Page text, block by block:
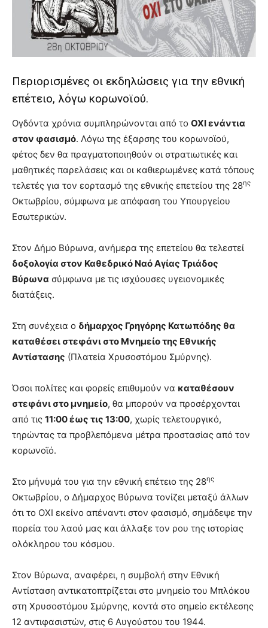
meaning
pain.
hd
porn
Περιορισμένες οι εκδηλώσεις για την εθνική
επέτειο, λόγω κορωνοϊού.
Ογδόντα χρόνια συμπληρώνονται από το ΟΧΙ ενάντια
στον φασισμό. Λόγω της έξαρσης του κορωνοϊού,
φέτος δεν θα πραγματοποιηθούν οι στρατιωτικές και
μαθητικές παρελάσεις και οι καθιερωμένες κατά τόπους
τελετές για τον εορτασμό της εθνικής επετείου της 28ης
Οκτωβρίου, σύμφωνα με απόφαση του Υπουργείου
Εσωτερικών.
Στον Δήμο Βύρωνα, ανήμερα της επετείου θα τελεστεί
δοξολογία στον Καθεδρικό Ναό Αγίας Τριάδος
Βύρωνα σύμφωνα με τις ισχύουσες υγειονομικές
διατάξεις.
Στη συνέχεια ο δήμαρχος Γρηγόρης Κατωπόδης θα
καταθέσει στεφάνι στο Μνημείο της Εθνικής
Αντίστασης (Πλατεία Χρυσοστόμου Σμύρνης).
Όσοι πολίτες και φορείς επιθυμούν να καταθέσουν
στεφάνι στο μνημείο, θα μπορούν να προσέρχονται
από τις 11:00 έως τις 13:00, χωρίς τελετουργικό,
τηρώντας τα προβλεπόμενα μέτρα προστασίας από τον
κορωνοϊό.
Στο μήνυμά του για την εθνική επέτειο της 28ης
Οκτωβρίου, ο Δήμαρχος Βύρωνα τονίζει μεταξύ άλλων
ότι το ΟΧΙ εκείνο απέναντι στον φασισμό, σημάδεψε την
πορεία του λαού μας και άλλαξε τον ρου της ιστορίας
ολόκληρου του κόσμου.
Στον Βύρωνα, αναφέρει, η συμβολή στην Εθνική
Αντίσταση αντικατοπτρίζεται στο μνημείο του Μπλόκου
στη Χρυσοστόμου Σμύρνης, κοντά στο σημείο εκτέλεσης
12 αντιφασιστών, στις 6 Αυγούστου του 1944.